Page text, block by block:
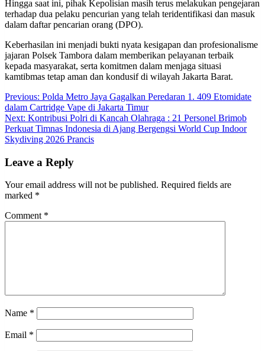
Hingga saat ini, pihak Kepolisian masih terus melakukan pengejaran
terhadap dua pelaku pencurian yang telah teridentifikasi dan masuk
dalam daftar pencarian orang (DPO).
Keberhasilan ini menjadi bukti nyata kesigapan dan profesionalisme
jajaran Polsek Tambora dalam memberikan pelayanan terbaik
kepada masyarakat, serta komitmen dalam menjaga situasi
kamtibmas tetap aman dan kondusif di wilayah Jakarta Barat.
Post
navigation
Previous: Polda Metro Jaya Gagalkan Peredaran 1. 409 Etomidate
dalam Cartridge Vape di Jakarta Timur
Next: Kontribusi Polri di Kancah Olahraga : 21 Personel Brimob
Perkuat Timnas Indonesia di Ajang Bergengsi World Cup Indoor
Skydiving 2026 Prancis
Leave a Reply
Your email address will not be published. Required fields are
marked *
Comment *
Name *
Email *